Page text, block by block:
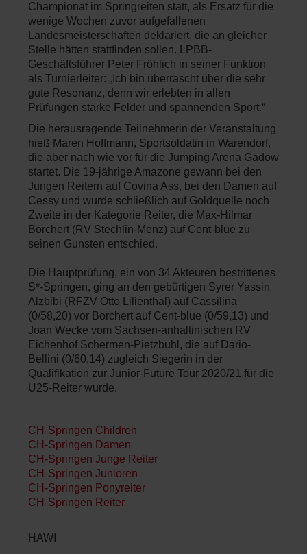
Championat im Springreiten statt, als Ersatz für die
wenige Wochen zuvor aufgefallenen
Landesmeisterschaften deklariert, die an gleicher
Stelle hätten stattfinden sollen. LPBB-
Geschäftsführer Peter Fröhlich in seiner Funktion
als Turnierleiter: „Ich bin überrascht über die sehr
gute Resonanz, denn wir erlebten in allen
Prüfungen starke Felder und spannenden Sport.“
Die herausragende Teilnehmerin der Veranstaltung
hieß Maren Hoffmann, Sportsoldatin in Warendorf,
die aber nach wie vor für die Jumping Arena Gadow
startet. Die 19-jährige Amazone gewann bei den
Jungen Reitern auf Covina Ass, bei den Damen auf
Cessy und wurde schließlich auf Goldquelle noch
Zweite in der Kategorie Reiter, die Max-Hilmar
Borchert (RV Stechlin-Menz) auf Cent-blue zu
seinen Gunsten entschied.
Die Hauptprüfung, ein von 34 Akteuren bestrittenes
S*-Springen, ging an den gebürtigen Syrer Yassin
Alzbibi (RFZV Otto Lilienthal) auf Cassilina
(0/58,20) vor Borchert auf Cent-blue (0/59,13) und
Joan Wecke vom Sachsen-anhaltinischen RV
Eichenhof Schermen-Pietzbuhl, die auf Dario-
Bellini (0/60,14) zugleich Siegerin in der
Qualifikation zur Junior-Future Tour 2020/21 für die
U25-Reiter wurde.
CH-Springen Children
CH-Springen Damen
CH-Springen Junge Reiter
CH-Springen Junioren
CH-Springen Ponyreiter
CH-Springen Reiter
HAWI